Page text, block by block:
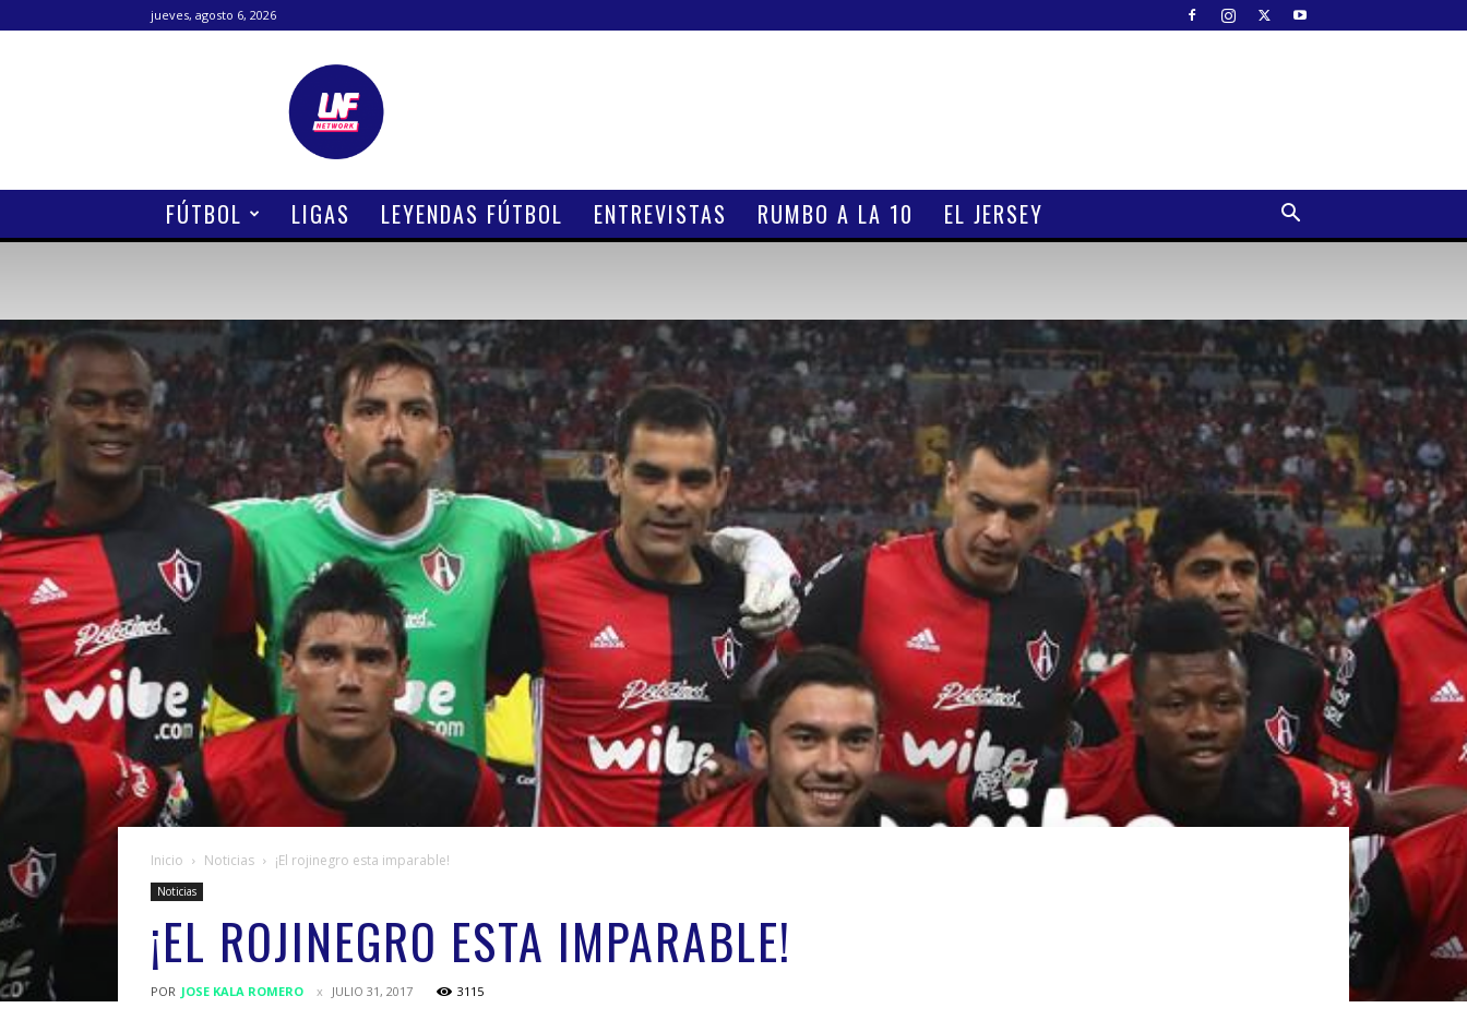
jueves, agosto 6, 2026
Lanetafutbolera
FÚTBOL LIGAS LEYENDAS FÚTBOL ENTREVISTAS RUMBO A LA 10 EL JERSEY
Inicio Noticias ¡El rojinegro esta imparable!
Noticias
¡EL ROJINEGRO ESTA IMPARABLE!
POR JOSE KALA ROMERO JULIO 31, 2017 3115